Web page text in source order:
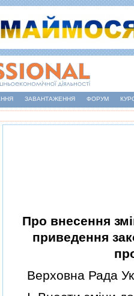
ЗАВАНТАЖЕННЯ ФОРУМ
Про внесення
приведення
Верховна Рада